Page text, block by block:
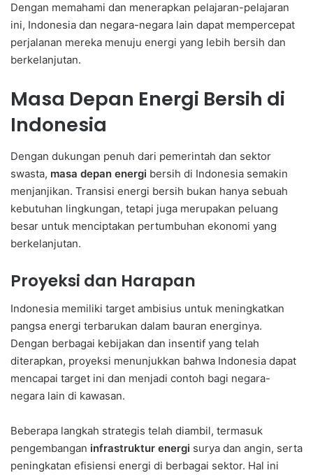
Dengan memahami dan menerapkan pelajaran-pelajaran
ini, Indonesia dan negara-negara lain dapat mempercepat
perjalanan mereka menuju energi yang lebih bersih dan
berkelanjutan.
Masa Depan Energi Bersih di
Indonesia
Dengan dukungan penuh dari pemerintah dan sektor
swasta, masa depan energi bersih di Indonesia semakin
menjanjikan. Transisi energi bersih bukan hanya sebuah
kebutuhan lingkungan, tetapi juga merupakan peluang
besar untuk menciptakan pertumbuhan ekonomi yang
berkelanjutan.
Proyeksi dan Harapan
Indonesia memiliki target ambisius untuk meningkatkan
pangsa energi terbarukan dalam bauran energinya.
Dengan berbagai kebijakan dan insentif yang telah
diterapkan, proyeksi menunjukkan bahwa Indonesia dapat
mencapai target ini dan menjadi contoh bagi negara-
negara lain di kawasan.
Beberapa langkah strategis telah diambil, termasuk
pengembangan infrastruktur energi surya dan angin, serta
peningkatan efisiensi energi di berbagai sektor. Hal ini